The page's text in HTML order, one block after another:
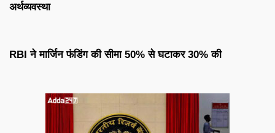
अर्थव्यवस्था
RBI ने मार्जिन फंडिंग की सीमा 50% से घटाकर 30% की